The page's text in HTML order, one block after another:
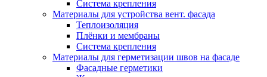
Система крепления
Материалы для устройства вент. фасада
Теплоизоляция
Плёнки и мембраны
Система крепления
Материалы для герметизации швов на фасаде
Фасадные герметики